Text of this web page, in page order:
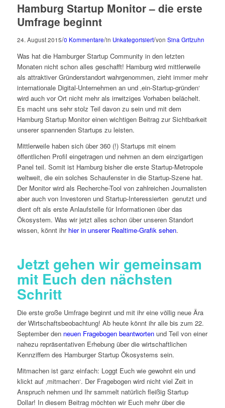
Hamburg Startup Monitor – die erste
Umfrage beginnt
24. August 2015/0 Kommentare/in Unkategorisiert/von Sina Gritzuhn
Was hat die Hamburger Startup Community in den letzten
Monaten nicht schon alles geschafft! Hamburg wird mittlerweile
als attraktiver Gründerstandort wahrgenommen, zieht immer mehr
internationale Digital-Unternehmen an und ‚ein-Startup-gründen‘
wird auch vor Ort nicht mehr als irrwitziges Vorhaben belächelt.
Es macht uns sehr stolz Teil davon zu sein und mit dem
Hamburg Startup Monitor einen wichtigen Beitrag zur Sichtbarkeit
unserer spannenden Startups zu leisten.
Mittlerweile haben sich über 360 (!) Startups mit einem
öffentlichen Profil eingetragen und nehmen an dem einzigartigen
Panel teil. Somit ist Hamburg bisher die erste Startup-Metropole
weltweit, die ein solches Schaufenster in die Startup-Szene hat.
Der Monitor wird als Recherche-Tool von zahlreichen Journalisten
aber auch von Investoren und Startup-Interessierten genutzt und
dient oft als erste Anlaufstelle für Informationen über das
Ökosystem. Was wir jetzt alles schon über unseren Standort
wissen, könnt ihr hier in unserer Realtime-Grafik sehen.
Jetzt gehen wir gemeinsam
mit Euch den nächsten
Schritt
Die erste große Umfrage beginnt und mit ihr eine völlig neue Ära
der Wirtschaftsbeobachtung! Ab heute könnt ihr alle bis zum 22.
September denneuen Fragebogen beantwortenund Teil von einer
nahezu repräsentativen Erhebung über die wirtschaftlichen
Kennziffern des Hamburger Startup Ökosystems sein.
Mitmachen ist ganz einfach: Loggt Euch wie gewohnt ein und
klickt auf ‚mitmachen‘. Der Fragebogen wird nicht viel Zeit in
Anspruch nehmen und Ihr sammelt natürlich fleißig Startup
Dollar! In diesem Beitrag möchten wir Euch mehr über die